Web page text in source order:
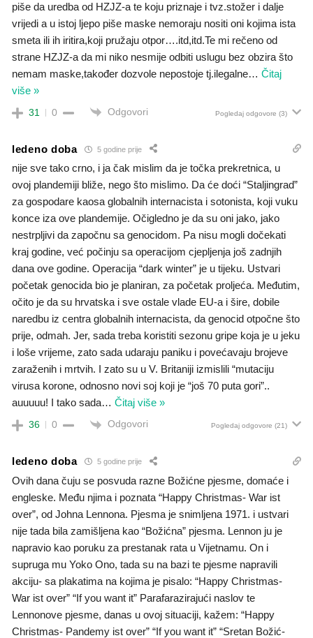
piše da uredba od HZJZ-a te koju priznaje i tvz.stožer i dalje
vrijedi a u istoj ljepo piše maske nemoraju nositi oni kojima ista
smeta ili ih iritira,koji pružaju otpor….itd,itd.Te mi rečeno od
strane HZJZ-a da mi niko nesmije odbiti uslugu bez obzira što
nemam maske,također dozvole nepostoje tj.ilegalne… Čitaj
više »
31 0 Odgovori Pogledaj odgovore (3)
ledeno doba 5 godine prije
nije sve tako crno, i ja čak mislim da je točka prekretnica, u
ovoj plandemiji bliže, nego što mislimo. Da će doći “Staljingrad”
za gospodare kaosa globalnih internacista i sotonista, koji vuku
konce iza ove plandemije. Očigledno je da su oni jako, jako
nestrpljivi da započnu sa genocidom. Pa nisu mogli dočekati
kraj godine, već počinju sa operacijom cjepljenja još zadnjih
dana ove godine. Operacija “dark winter” je u tijeku. Ustvari
početak genocida bio je planiran, za početak proljeća. Međutim,
očito je da su hrvatska i sve ostale vlade EU-a i šire, dobile
naredbu iz centra globalnih internacista, da genocid otpočne što
prije, odmah. Jer, sada treba koristiti sezonu gripe koja je u jeku
i loše vrijeme, zato sada udaraju paniku i povećavaju brojeve
zaraženih i mrtvih. I zato su u V. Britaniji izmislili “mutaciju
virusa korone, odnosno novi soj koji je “još 70 puta gori”..
auuuuu! I tako sada… Čitaj više »
36 0 Odgovori Pogledaj odgovore (21)
ledeno doba 5 godine prije
Ovih dana čuju se posvuda razne Božićne pjesme, domaće i
engleske. Među njima i poznata “Happy Christmas- War ist
over”, od Johna Lennona. Pjesma je snimljena 1971. i ustvari
nije tada bila zamišljena kao “Božićna” pjesma. Lennon ju je
napravio kao poruku za prestanak rata u Vijetnamu. On i
supruga mu Yoko Ono, tada su na bazi te pjesme napravili
akciju- sa plakatima na kojima je pisalo: “Happy Christmas-
War ist over” “If you want it” Parafarazirajući naslov te
Lennonove pjesme, danas u ovoj situaciji, kažem: “Happy
Christmas- Pandemy ist over” “If you want it” “Sretan Božić-